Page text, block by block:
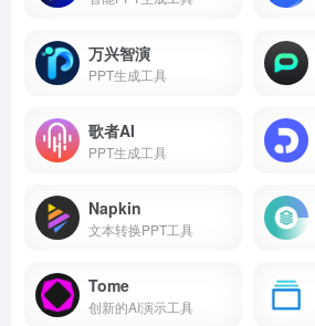
万兴智演
PPT生成工具
歌者AI
PPT生成工具
Napkin
文本转换PPT工具
Tome
创新的AI演示工具